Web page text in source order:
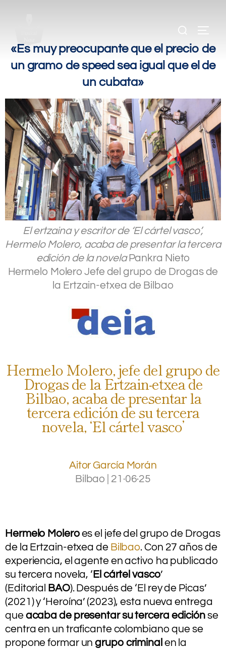
«Es muy preocupante que el precio de
un gramo de speed sea igual que el de
un cubata»
El ertzaina y escritor de ‘El cártel vasco’,
Hermelo Molero, acaba de presentar la tercera
edición de la novelaPankra Nieto
Hermelo Molero Jefe del grupo de Drogas de
la Ertzain-etxea de Bilbao
Hermelo Molero, jefe del grupo de
Drogas de la Ertzain-etxea de
Bilbao, acaba de presentar la
tercera edición de su tercera
novela, ‘El cártel vasco’
Aitor García Morán
Bilbao
21·06·25
Hermelo Moleroes el jefe del grupo de Drogas
de la Ertzain-etxea de Bilbao. Con 27 años de
experiencia, el agente en activo ha publicado
su tercera novela, ‘ El cártel vasco’
(Editorial
BAO). Después de ‘El rey de Picas’
(2021) y ‘Heroína’ (2023), esta nueva entrega
queacaba de presentar su tercera ediciónse
centra en un traficante colombiano que se
propone formar ungrupo criminal en la